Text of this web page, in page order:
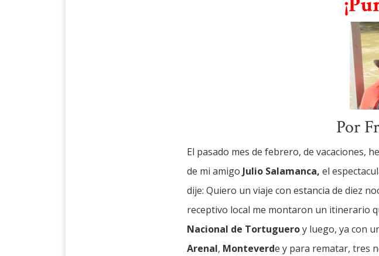
Por
El pasado mes de febrero, de vacaciones,
de mi amigoJulio Salamanca, el
dije: Quiero un viaje con estancia de diez
receptivo local me montaron un itinerario
Nacional de Tortugueroy luego, ya con
Arenal, Monteverde y para rematar, tres